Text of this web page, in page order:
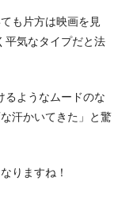
も片方は映画を見
平気なタイプだと法
るようなムードのな
汗かいてきた」と驚
りますね！